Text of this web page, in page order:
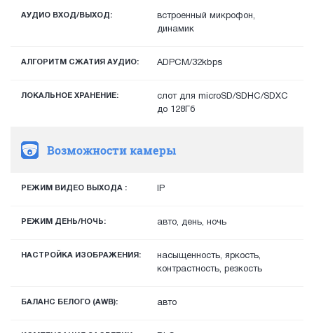
АУДИО ВХОД/ВЫХОД:
встроенный микрофон,
динамик
АЛГОРИТМ СЖАТИЯ АУДИО: ADPCM/32kbps
ЛОКАЛЬНОЕ ХРАНЕНИЕ:
слот для microSD/SDHC/SDXC
до 128Гб
Возможности камеры
РЕЖИМ ВИДЕО ВЫХОДА : IP
РЕЖИМ ДЕНЬ/НОЧЬ: авто, день, ночь
НАСТРОЙКА ИЗОБРАЖЕНИЯ:
насыщенность, яркость,
контрастность, резкость
БАЛАНС БЕЛОГО (AWB): авто